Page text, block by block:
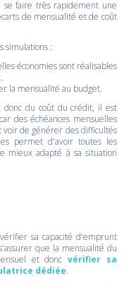
faire très rapidement une
de mensualité et de coût
simulations :
économies sont réalisables
la mensualité au budget.
donc du coût du crédit, il est
des échéances mensuelles
de générer des difficultés
permet d'avoir toutes les
mieux adapté à sa situation
sa capacité d'emprunt
que la mensualité du
et doncvérifier sa
dédiée.